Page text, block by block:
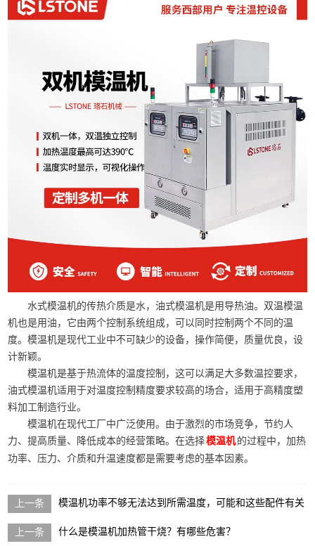
水式模温机的传热介质是水，油式模温机是用导热油。双温模温
机也是用油，它由两个控制系统组成，可以同时控制两个不同的温
度。模温机是现代工业中不可缺少的设备，操作简便，质量优良，设
计新颖。
模温机是基于热流体的温度控制，这可以满足大多数温控要求，
油式模温机适用于对温度控制精度要求较高的场合，适用于高精度塑
料加工制造行业。
模温机在现代工厂中广泛使用。由于激烈的市场竞争，节约人
力、提高质量、降低成本的经营策略。在选择模温机的过程中，加热
功率、压力、介质和升温速度都是需要考虑的基本因素。
模温机功率不够无法达到所需温度，可能和这些配件有关
什么是模温机加热管干烧？有哪些危害？